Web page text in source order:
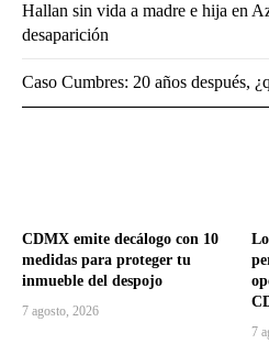
CDMX emite decálogo con 10
medidas para proteger tu
inmueble del despojo
7 agosto, 2026
7
Hallan sin vida a madre e hija en
desaparición
Caso Cumbres: 20 años después,